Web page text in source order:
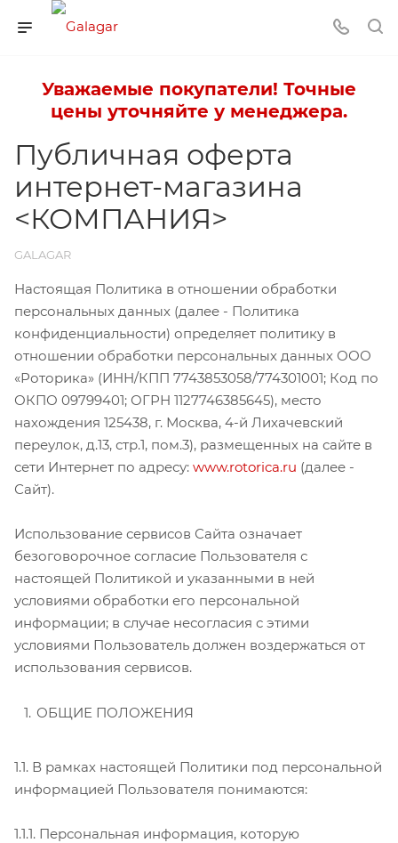
Уважаемые покупатели! Точные
цены уточняйте у менеджера.
Публичная оферта
интернет-магазина
<КОМПАНИЯ>
GALAGAR
Настоящая Политика в отношении обработки
персональных данных (далее - Политика
конфиденциальности) определяет политику в
отношении обработки персональных данных ООО
«Роторика» (ИНН/КПП 7743853058/774301001; Код по
ОКПО 09799401; ОГРН 1127746385645), место
нахождения 125438, г. Москва, 4-й Лихачевский
переулок, д.13, стр.1, пом.3), размещенных на сайте в
сети Интернет по адресу: www.rotorica.ru (далее -
Сайт).
Использование сервисов Сайта означает
безоговорочное согласие Пользователя с
настоящей Политикой и указанными в ней
условиями обработки его персональной
информации; в случае несогласия с этими
условиями Пользователь должен воздержаться от
использования сервисов.
ОБЩИЕ ПОЛОЖЕНИЯ
1.1. В рамках настоящей Политики под персональной
информацией Пользователя понимаются:
1.1.1. Персональная информация, которую